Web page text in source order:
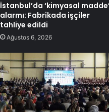
İstanbul’da ‘kimyasal
alarmı: Fabrikada işçiler
tahliye edildi
Ağustos 6, 2026